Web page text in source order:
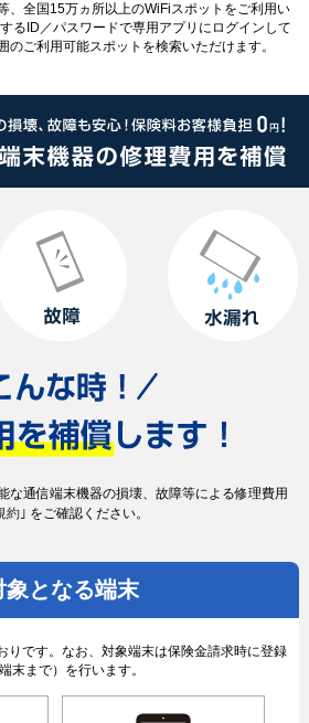
、全国15万ヵ所以上のWiFiスポットをご利用い
るID／パスワードで専用アプリにログインして
のご利用可能スポットを検索いただけます。
な通信端末機器の損壊、故障等による修理費用
約｣ をご確認ください。
象となる端末
りです。なお、対象端末は保険金請求時に登録
端末まで）を行います。